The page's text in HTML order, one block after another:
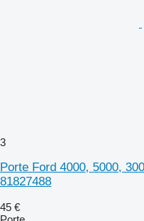
3
Porte Ford 4000, 5000,
81827488
45 €